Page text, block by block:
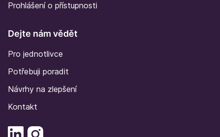
Prohlášení o přístupnosti
Dejte nám vědět
Pro jednotlivce
Potřebuji poradit
Návrhy na zlepšení
Kontakt